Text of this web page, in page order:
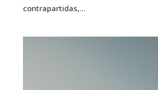
contrapartidas,...